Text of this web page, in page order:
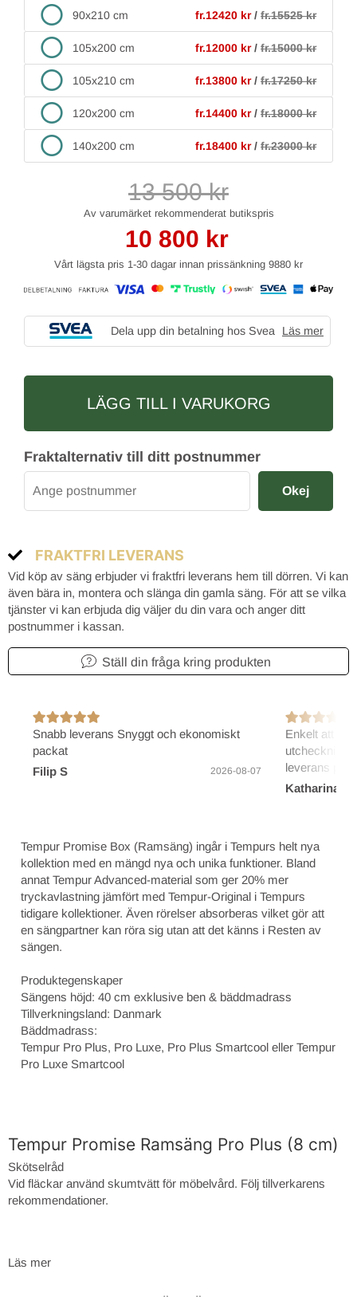
Snabb leverans Snyggt och ekonomiskt
packat
Filip S
2026-08-07
Enkelt att
utcheckning/
leverans på
Katharina B
Tempur Promise Box (Ramsäng) ingår i Tempurs helt nya
kollektion med en mängd nya och unika funktioner. Bland
annat Tempur Advanced-material som ger 20% mer
tryckavlastning jämfört med Tempur-Original i Tempurs
tidigare kollektioner. Även rörelser absorberas vilket gör att
en sängpartner kan röra sig utan att det känns i Resten av
sängen.
Produktegenskaper
Sängens höjd: 40 cm exklusive ben & bäddmadrass
Tillverkningsland: Danmark
Bäddmadrass:
Tempur Pro Plus, Pro Luxe, Pro Plus Smartcool eller Tempur
Pro Luxe Smartcool
Tempur Promise Ramsäng Pro Plus (8 cm)
Skötselråd
Vid fläckar använd skumtvätt för möbelvård. Följ tillverkarens
rekommendationer.
Läs mer
90x210 cm fr.12420 kr/ fr.15525 kr
105x200 cm fr.12000 kr/ fr.15000 kr
105x210 cm fr.13800 kr/ fr.17250 kr
120x200 cm fr.14400 kr/ fr.18000 kr
140x200 cm fr.18400 kr/ fr.23000 kr
13 500kr
10 800 kr
Vårt lägsta pris 1-30 dagar innan prissänkning 9880 kr
Dela upp din betalning hos Svea Läs mer
LÄGG TILL I VARUKORG
Fraktalternativ till ditt postnummer
Okej
FRAKTFRI LEVERANS
Vid köp av säng erbjuder vi fraktfri leverans hem till dörren. Vi kan
även bära in, montera och slänga din gamla säng. För att se vilka
tjänster vi kan erbjuda dig väljer du din vara och anger ditt
postnummer i kassan.
Ställ din fråga kring produkten